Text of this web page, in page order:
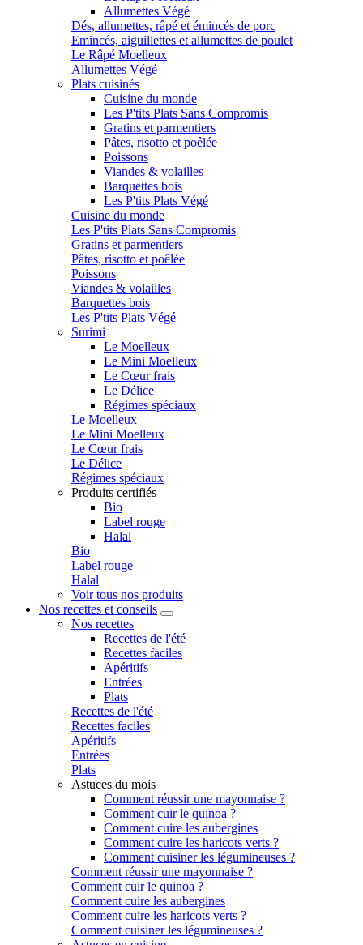
Allumettes Végé
Dés, allumettes, râpé et émincés de porc
Emincés, aiguillettes et allumettes de poulet
Le Râpé Moelleux
Allumettes Végé
Plats cuisinés
Cuisine du monde
Les P'tits Plats Sans Compromis
Gratins et parmentiers
Pâtes, risotto et poêlée
Poissons
Viandes & volailles
Barquettes bois
Les P'tits Plats Végé
Cuisine du monde
Les P'tits Plats Sans Compromis
Gratins et parmentiers
Pâtes, risotto et poêlée
Poissons
Viandes & volailles
Barquettes bois
Les P'tits Plats Végé
Surimi
Le Moelleux
Le Mini Moelleux
Le Cœur frais
Le Délice
Régimes spéciaux
Le Moelleux
Le Mini Moelleux
Le Cœur frais
Le Délice
Régimes spéciaux
Produits certifiés
Bio
Label rouge
Halal
Bio
Label rouge
Halal
Voir tous nos produits
Nos recettes et conseils
Nos recettes
Recettes de l'été
Recettes faciles
Apéritifs
Entrées
Plats
Recettes de l'été
Recettes faciles
Apéritifs
Entrées
Plats
Astuces du mois
Comment réussir une mayonnaise ?
Comment cuir le quinoa ?
Comment cuire les aubergines
Comment cuire les haricots verts ?
Comment cuisiner les légumineuses ?
Comment réussir une mayonnaise ?
Comment cuir le quinoa ?
Comment cuire les aubergines
Comment cuire les haricots verts ?
Comment cuisiner les légumineuses ?